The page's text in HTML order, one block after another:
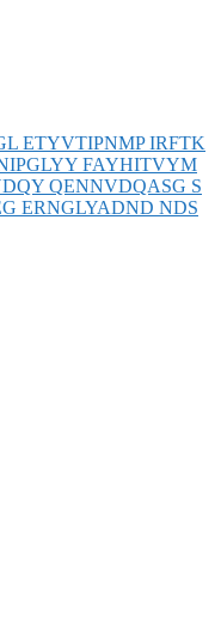
ETYVTIPNMP IRFTK
FAYHITVYM
QENNVDQASG S
ERNGLYADND NDS